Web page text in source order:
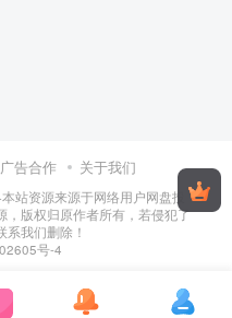
广告合作 关于我们
·本站资源来源于网络用户网盘投
，版权归原作者所有，若侵犯了
系我们删除！
号-4